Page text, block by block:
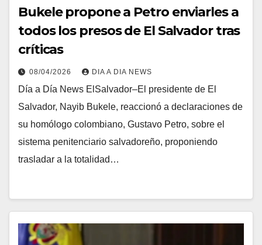
Bukele propone a Petro enviarles a
todos los presos de El Salvador tras
críticas
08/04/2026 DIA A DIA NEWS
Día a Día News ElSalvador–El presidente de El
Salvador, Nayib Bukele, reaccionó a declaraciones de
su homólogo colombiano, Gustavo Petro, sobre el
sistema penitenciario salvadoreño, proponiendo
trasladar a la totalidad…